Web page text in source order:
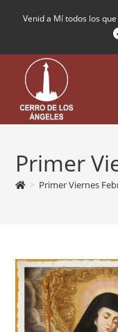
Venid a Mí todos los
Primer
> Primer Viernes